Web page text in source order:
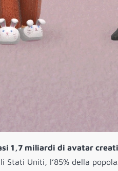
1,7 miliardi di avatar
Stati Uniti, l’85% della